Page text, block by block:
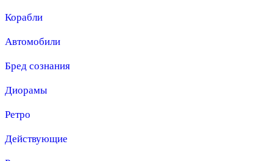
Корабли
Автомобили
Бред сознания
Диорамы
Ретро
Действующие